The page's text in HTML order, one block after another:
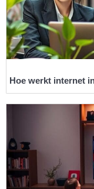
Hoe werkt internet